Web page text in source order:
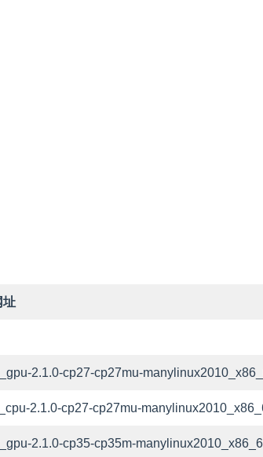
址
2.1.0-cp27-cp27mu-
2.1.0-cp27-cp27mu-
2.1.0-cp35-cp35m-